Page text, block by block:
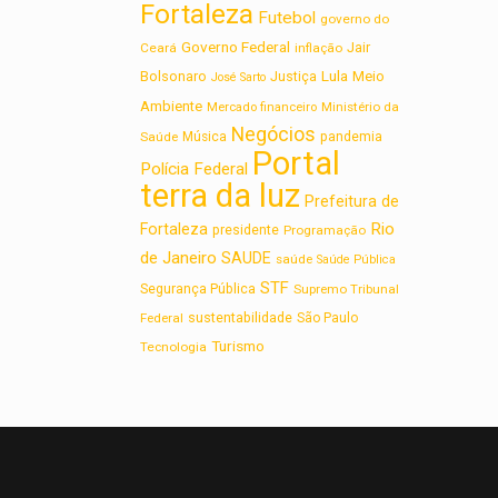
Fortaleza Futebol governo do
Ceará Governo Federal inflação Jair
Bolsonaro José Sarto Justiça Lula Meio
Ambiente Mercado financeiro Ministério da
Saúde Música Negócios pandemia
Polícia Federal Portal
terra da luz Prefeitura de
Fortaleza presidente Programação Rio
de Janeiro SAUDE saúde Saúde Pública
Segurança Pública STF Supremo Tribunal
Federal sustentabilidade São Paulo
Tecnologia Turismo